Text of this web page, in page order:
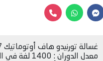
غسالة تورنيدو هاف أوتوماتيك 7 كيلو
معدل الدوران : 1400 لفة في الدقيقة